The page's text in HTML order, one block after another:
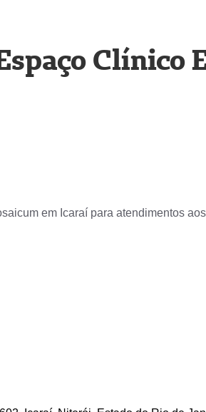
Clínico
em Icaraí para atendimentos